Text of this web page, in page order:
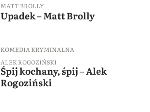
MATT BROLLY
Upadek – Matt Brolly
KOMEDIA KRYMINALNA
ALEK ROGOZIŃSKI
Śpij kochany, śpij – Alek
Rogoziński